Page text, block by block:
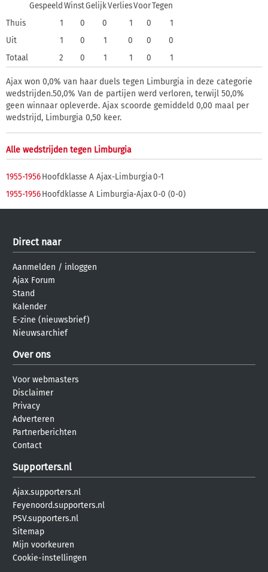
Gespeeld WinstGelijkVerliesVoorTegen
Thuis
1 0 0 1 0
1
Uit
1 0 1 0 0
0
Totaal
2 0 1 1 0 1
Ajax won 0,0% van haar duels tegen Limburgia in deze categorie
wedstrijden.50,0% Van de partijen werd verloren, terwijl 50,0%
geen winnaar opleverde. Ajax scoorde gemiddeld 0,00 maal per
wedstrijd, Limburgia 0,50 keer.
Alle wedstrijden tegen Limburgia
1955-1956Hoofdklasse A Ajax-Limburgia0-1
1955-1956Hoofdklasse A Limburgia-Ajax0-0 (0-0)
Direct naar
Aanmelden / inloggen
Ajax Forum
Stand
Kalender
E-zine (nieuwsbrief)
Nieuwsarchief
Over ons
Voor webmasters
Disclaimer
Privacy
Adverteren
Partnerberichten
Contact
Supporters.nl
Ajax.supporters.nl
Feyenoord.supporters.nl
PSV.supporters.nl
Sitemap
Mijn voorkeuren
Cookie-instellingen